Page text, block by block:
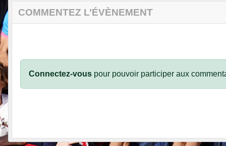
COMMENTEZ L’ÉVÈNEMENT
Connectez-vous pour pouvoir participer aux